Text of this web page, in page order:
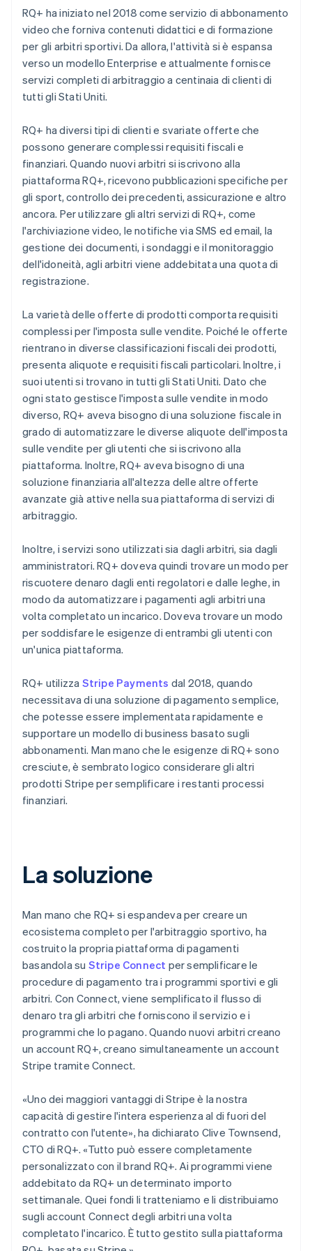
RQ+ ha iniziato nel 2018 come servizio di abbonamento
video che forniva contenuti didattici e di formazione
per gli arbitri sportivi. Da allora, l'attività si è espansa
verso un modello Enterprise e attualmente fornisce
servizi completi di arbitraggio a centinaia di clienti di
tutti gli Stati Uniti.
RQ+ ha diversi tipi di clienti e svariate offerte che
possono generare complessi requisiti fiscali e
finanziari. Quando nuovi arbitri si iscrivono alla
piattaforma RQ+, ricevono pubblicazioni specifiche per
gli sport, controllo dei precedenti, assicurazione e altro
ancora. Per utilizzare gli altri servizi di RQ+, come
l'archiviazione video, le notifiche via SMS ed email, la
gestione dei documenti, i sondaggi e il monitoraggio
dell'idoneità, agli arbitri viene addebitata una quota di
registrazione.
La varietà delle offerte di prodotti comporta requisiti
complessi per l'imposta sulle vendite. Poiché le offerte
rientrano in diverse classificazioni fiscali dei prodotti,
presenta aliquote e requisiti fiscali particolari. Inoltre, i
suoi utenti si trovano in tutti gli Stati Uniti. Dato che
ogni stato gestisce l'imposta sulle vendite in modo
diverso, RQ+ aveva bisogno di una soluzione fiscale in
grado di automatizzare le diverse aliquote dell'imposta
sulle vendite per gli utenti che si iscrivono alla
piattaforma. Inoltre, RQ+ aveva bisogno di una
soluzione finanziaria all'altezza delle altre offerte
avanzate già attive nella sua piattaforma di servizi di
arbitraggio.
Inoltre, i servizi sono utilizzati sia dagli arbitri, sia dagli
amministratori. RQ+ doveva quindi trovare un modo per
riscuotere denaro dagli enti regolatori e dalle leghe, in
modo da automatizzare i pagamenti agli arbitri una
volta completato un incarico. Doveva trovare un modo
per soddisfare le esigenze di entrambi gli utenti con
un'unica piattaforma.
RQ+ utilizza Stripe Payments dal 2018, quando
necessitava di una soluzione di pagamento semplice,
che potesse essere implementata rapidamente e
supportare un modello di business basato sugli
abbonamenti. Man mano che le esigenze di RQ+ sono
cresciute, è sembrato logico considerare gli altri
prodotti Stripe per semplificare i restanti processi
finanziari.
La soluzione
Man mano che RQ+ si espandeva per creare un
ecosistema completo per l'arbitraggio sportivo, ha
costruito la propria piattaforma di pagamenti
basandola su Stripe Connect per semplificare le
procedure di pagamento tra i programmi sportivi e gli
arbitri. Con Connect, viene semplificato il flusso di
denaro tra gli arbitri che forniscono il servizio e i
programmi che lo pagano. Quando nuovi arbitri creano
un account RQ+, creano simultaneamente un account
Stripe tramite Connect.
«Uno dei maggiori vantaggi di Stripe è la nostra
capacità di gestire l'intera esperienza al di fuori del
contratto con l'utente», ha dichiarato Clive Townsend,
CTO di RQ+. «Tutto può essere completamente
personalizzato con il brand RQ+. Ai programmi viene
addebitato da RQ+ un determinato importo
settimanale. Quei fondi li tratteniamo e li distribuiamo
sugli account Connect degli arbitri una volta
completato l'incarico. È tutto gestito sulla piattaforma